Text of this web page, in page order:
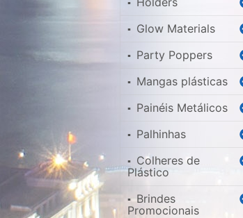
▪ Glow Materials
▪ Party Poppers
▪ Mangas plásticas
▪ Painéis Metálicos
▪ Palhinhas
▪ Colheres de
Plástico
▪ Brindes
Promocionais